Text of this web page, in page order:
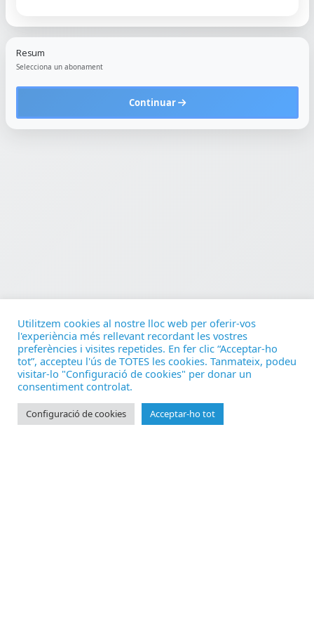
Resum
Selecciona un abonament
Continuar
Utilitzem cookies al nostre lloc web per oferir-vos
l'experiència més rellevant recordant les vostres
preferències i visites repetides. En fer clic “Acceptar-ho
tot”, accepteu l'ús de TOTES les cookies. Tanmateix, podeu
visitar-lo "Configuració de cookies" per donar un
consentiment controlat.
Configuració de cookies Acceptar-ho tot